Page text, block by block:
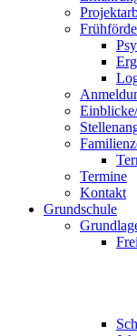
Termine
Kontakt
Grundschule